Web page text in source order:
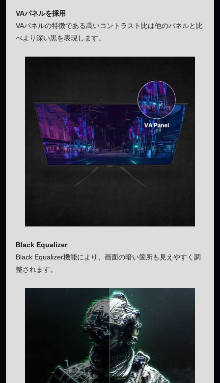
VAパネルを採用
VAパネルの特徴である高いコントラスト比は他のパネルと比
べより深い黒を表現します。
Black Equalizer
Black Equalizer機能により、画面の暗い箇所も見えやすく調
整されます。